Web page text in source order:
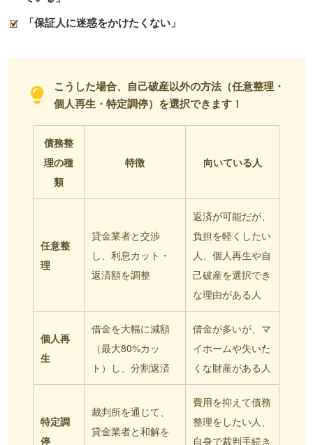
「保証人に迷惑をかけたくない」
こうした場合、自己破産以外の方法（任意整理・
個人再生・特定調停）を選択できます！
債務整
理の種
類
特徴 向いている人
任意整
理
貸金業者と交渉
し、利息カット・
返済額を調整
返済が可能だが、
負担を軽くしたい
人、個人再生や自
己破産を選択でき
な理由がある人
個人再
生
借金を大幅に減額
（最大80%カッ
ト）し、分割返済
借金が多いが、マ
イホームや失いた
くな財産がある人
特定調
停
裁判所を通じて、
貸金業者と和解を
費用を抑えて債務
整理をしたい人、
自身で裁判手続き